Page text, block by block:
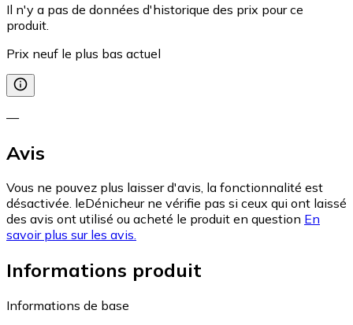
Il n'y a pas de données d'historique des prix pour ce
produit.
Prix neuf le plus bas actuel
—
Avis
Vous ne pouvez plus laisser d'avis, la fonctionnalité est
désactivée. leDénicheur ne vérifie pas si ceux qui ont laissé
des avis ont utilisé ou acheté le produit en question En
savoir plus sur les avis.
Informations produit
Informations de base